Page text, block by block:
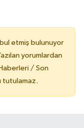
etmiş bulunuyor
yorumlardan
/ Son
tutulamaz.